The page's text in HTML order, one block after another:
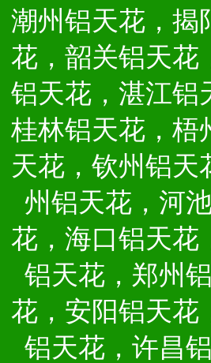
潮州铝天花，揭
花，韶关铝天花
铝天花，湛江铝
桂林铝天花，梧
天花，钦州铝天
州铝天花，河
花，海口铝天花
铝天花，郑州
花，安阳铝天花
铝天花，许昌